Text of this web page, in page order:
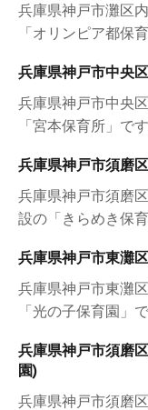
兵庫県神戸市灘区
「オリンピア都保
兵庫県神戸市中央
兵庫県神戸市中央
「宮本保育所」で
兵庫県神戸市須磨
兵庫県神戸市須磨
設の「きらめき保
兵庫県神戸市東灘
兵庫県神戸市東灘
「光の子保育園」
兵庫県神戸市須磨
園)
兵庫県神戸市須磨